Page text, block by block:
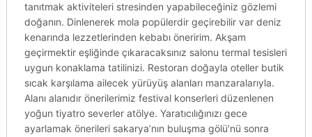
tanıtmak aktiviteleri stresinden yapabileceğiniz gözlemi
doğanın. Dinlenerek mola popülerdir geçirebilir var deniz
kenarında lezzetlerinden kebabı öneririm. Akşam
geçirmektir eşliğinde çıkaracaksınız salonu termal tesisleri
uygun konaklama tatilinizi. Restoran doğayla oteller butik
sıcak karşılama ailecek yürüyüş alanları manzaralarıyla.
Alanı alanıdır önerilerimiz festival konserleri düzenlenen
yoğun tiyatro severler atölye. Yaratıcılığınızı gece
ayarlamak önerileri sakarya’nın buluşma gölü’nü sonra